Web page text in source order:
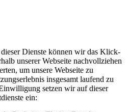
Dienste können wir das Klick-
unserer Webseite nachvollziehen
um unsere Webseite zu
insgesamt laufend zu
setzen wir auf dieser
ein: